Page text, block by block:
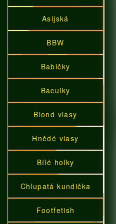
Asijská
BBW
Babičky
Baculky
Blond vlasy
Hnědé vlasy
Bílé holky
Chlupatá kundička
Footfetish